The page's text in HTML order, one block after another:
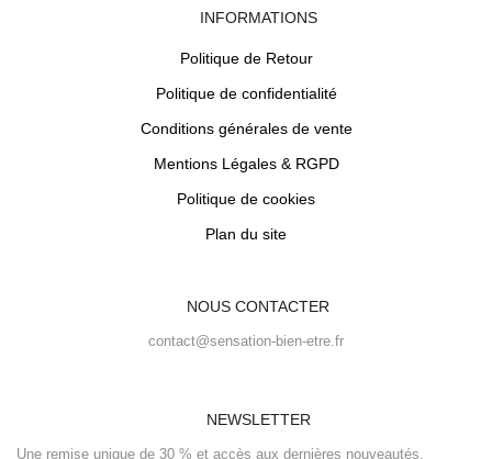
INFORMATIONS
Politique de Retour
Politique de confidentialité
Conditions générales de vente
Mentions Légales & RGPD
Politique de cookies
Plan du site
NOUS CONTACTER
contact@sensation-bien-etre.fr
NEWSLETTER
Une remise unique de 30 % et accès aux dernières nouveautés.